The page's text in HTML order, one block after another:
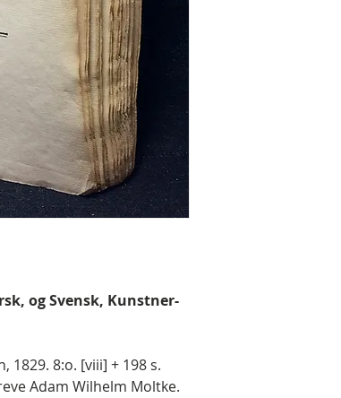
og Svensk, Kunstner-
1829. 8:o. [viii] + 198 s.
Adam Wilhelm Moltke.